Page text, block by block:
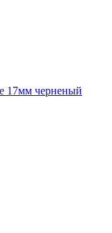
17мм черненый